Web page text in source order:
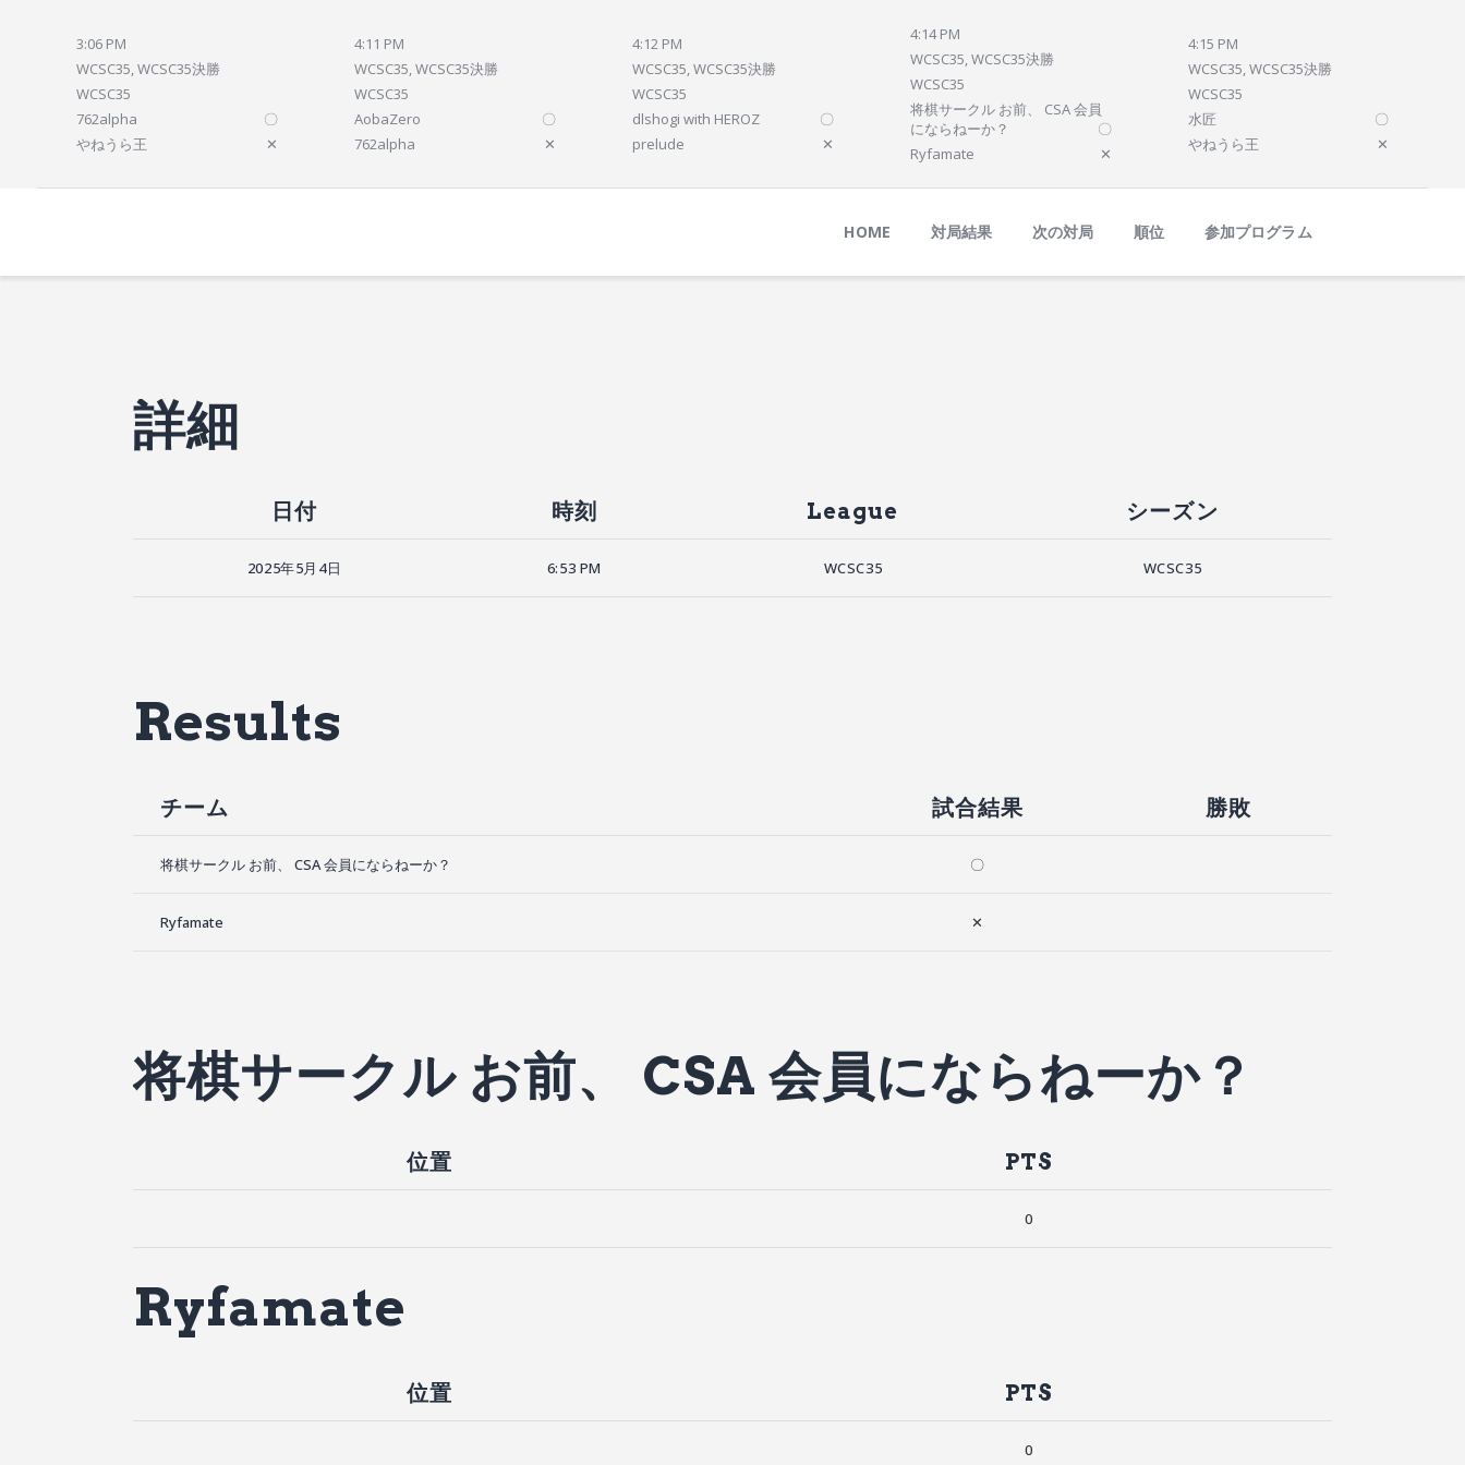
3:06 PM
WCSC35, WCSC35決勝
WCSC35
762alpha
〇
やねうら王
✕
4:11 PM
WCSC35, WCSC35決勝
WCSC35
AobaZero
〇
762alpha
✕
4:12 PM
WCSC35, WCSC35決勝
WCSC35
dlshogi with HEROZ
〇
prelude
✕
4:14 PM
WCSC35, WCSC35決勝
WCSC35
将棋サークル お前、 CSA 会員
にならねーか？
〇
Ryfamate
✕
4:15 PM
WCSC35, WCSC35決勝
WCSC35
水匠
〇
やねうら王
✕
HOME 対局結果 次の対局 順位 参加プログラム
順位
詳細
日付 時刻 League シーズン
2025年5月4日 6:53 PM WCSC35 WCSC35
Results
チーム 試合結果 勝敗
将棋サークル お前、 CSA 会員にならねーか？ 〇
Ryfamate ✕
将棋サークル お前、 CSA 会員にならねーか？
位置 PTS
0
Ryfamate
位置 PTS
0